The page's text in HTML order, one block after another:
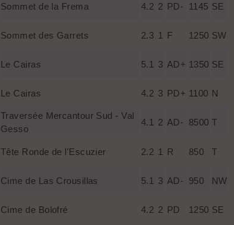
Sommet de la Frema 4.2 2 PD- 1145 SE
Sommet des Garrets 2.3 1 F 1250 SW
Le Cairas 5.1 3 AD+ 1350 SE
Le Cairas 4.2 3 PD+ 1100 N
Traversée Mercantour Sud - Val
Gesso
4.1 2 AD- 8500 T
Tête Ronde de l'Escuzier 2.2 1 R 850 T
Cime de Las Crousillas 5.1 3 AD- 950 NW
Cime de Bolofré 4.2 2 PD 1250 SE